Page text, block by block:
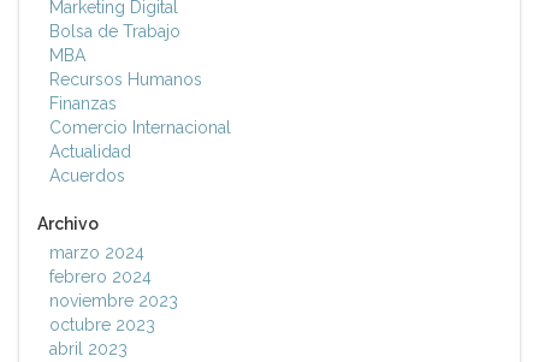
Marketing Digital
Bolsa de Trabajo
MBA
Recursos Humanos
Finanzas
Comercio Internacional
Actualidad
Acuerdos
Archivo
marzo 2024
febrero 2024
noviembre 2023
octubre 2023
abril 2023